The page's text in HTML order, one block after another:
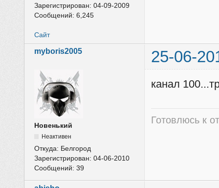
Зарегистрирован:04-09-2009
Сообщений:6,245
Сайт
myboris2005 25-06-
Новенький
Неактивен
Откуда: Белгород
Зарегистрирован:04-06-2010
Сообщений:39
канал
Готовлюсь к